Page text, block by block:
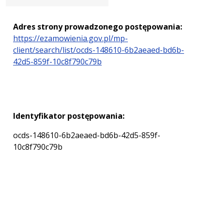
Adres strony prowadzonego postępowania:
https://ezamowienia.gov.pl/mp-
client/search/list/ocds-148610-6b2aeaed-bd6b-
42d5-859f-10c8f790c79b
Identyfikator postępowania:
ocds-148610-6b2aeaed-bd6b-42d5-859f-
10c8f790c79b